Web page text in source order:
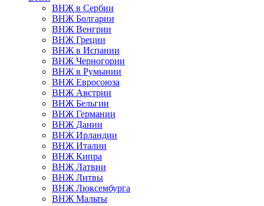
ВНЖ в Сербии
ВНЖ Болгарии
ВНЖ Венгрии
ВНЖ Греции
ВНЖ в Испании
ВНЖ Черногории
ВНЖ в Румынии
ВНЖ Евросоюза
ВНЖ Австрии
ВНЖ Бельгии
ВНЖ Германии
ВНЖ Дании
ВНЖ Ирландии
ВНЖ Италии
ВНЖ Кипра
ВНЖ Латвии
ВНЖ Литвы
ВНЖ Люксембурга
ВНЖ Мальты